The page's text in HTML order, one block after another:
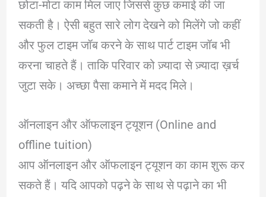
छोटा-मोटा काम मिल जाए जिससे कुछ कमाई की जा
सकती है। ऐसी बहुत सारे लोग देखने को मिलेंगे जो कहीं
और फुल टाइम जॉब करने के साथ पार्ट टाइम जॉब भी
करना चाहते हैं। ताकि परिवार को ज़्यादा से ज़्यादा ख़र्च
जुटा सके। अच्छा पैसा कमाने में मदद मिले।
ऑनलाइन और ऑफलाइन ट्यूशन (Online and
offline tuition)
आप ऑनलाइन और ऑफलाइन ट्यूशन का काम शुरू कर
सकते हैं। यदि आपको पढ़ने के साथ से पढ़ाने का भी